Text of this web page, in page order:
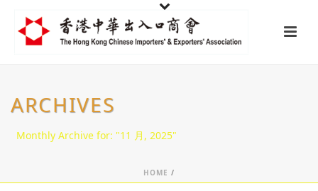
ARCHIVES
Monthly Archive for: "11 月, 2025"
HOME /